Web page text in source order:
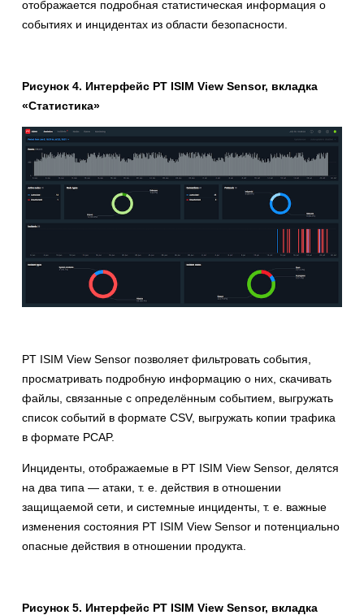
отображается подробная статистическая информация о
событиях и инцидентах из области безопасности.
Рисунок 4. Интерфейс PT ISIM View Sensor, вкладка
«Статистика»
PT ISIM View Sensor позволяет фильтровать события,
просматривать подробную информацию о них, скачивать
файлы, связанные с определённым событием, выгружать
список событий в формате CSV, выгружать копии трафика
в формате PCAP.
Инциденты, отображаемые в PT ISIM View Sensor, делятся
на два типа — атаки, т. е. действия в отношении
защищаемой сети, и системные инциденты, т. е. важные
изменения состояния PT ISIM View Sensor и потенциально
опасные действия в отношении продукта.
Рисунок 5. Интерфейс PT ISIM View Sensor, вкладка